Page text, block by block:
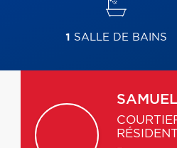
1 SALLE DE BAINS
SAMUEL